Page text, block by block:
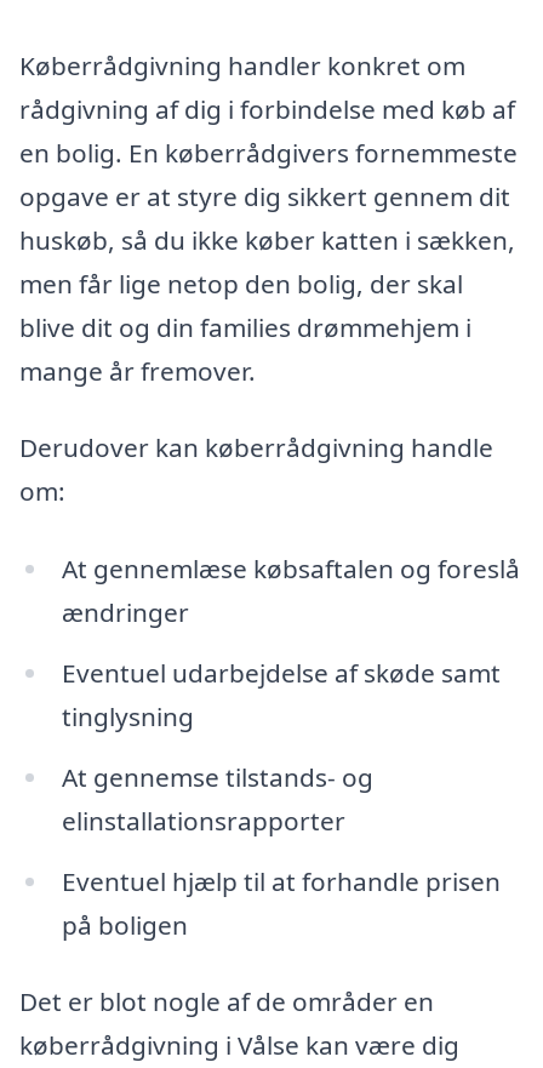
Køberrådgivning handler konkret om
rådgivning af dig i forbindelse med køb af
en bolig. En køberrådgivers fornemmeste
opgave er at styre dig sikkert gennem dit
huskøb, så du ikke køber katten i sækken,
men får lige netop den bolig, der skal
blive dit og din families drømmehjem i
mange år fremover.
Derudover kan køberrådgivning handle
om:
At gennemlæse købsaftalen og foreslå
ændringer
Eventuel udarbejdelse af skøde samt
tinglysning
At gennemse tilstands- og
elinstallationsrapporter
Eventuel hjælp til at forhandle prisen
på boligen
Det er blot nogle af de områder en
køberrådgivning i Vålse kan være dig